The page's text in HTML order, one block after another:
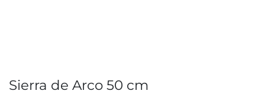
Sierra de Arco 50 cm